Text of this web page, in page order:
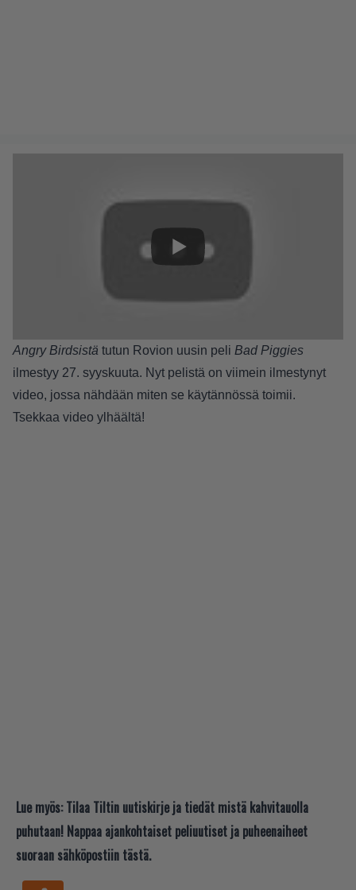
Angry Birdsistä tutun Rovion uusin peli Bad Piggies
ilmestyy 27. syyskuuta. Nyt pelistä on viimein ilmestynyt
video, jossa nähdään miten se käytännössä toimii.
Tsekkaa video ylhäältä!
Lue myös: Tilaa Tiltin uutiskirje ja tiedät mistä kahvitauolla
puhutaan! Nappaa ajankohtaiset peliuutiset ja puheenaiheet
suoraan sähköpostiin tästä.